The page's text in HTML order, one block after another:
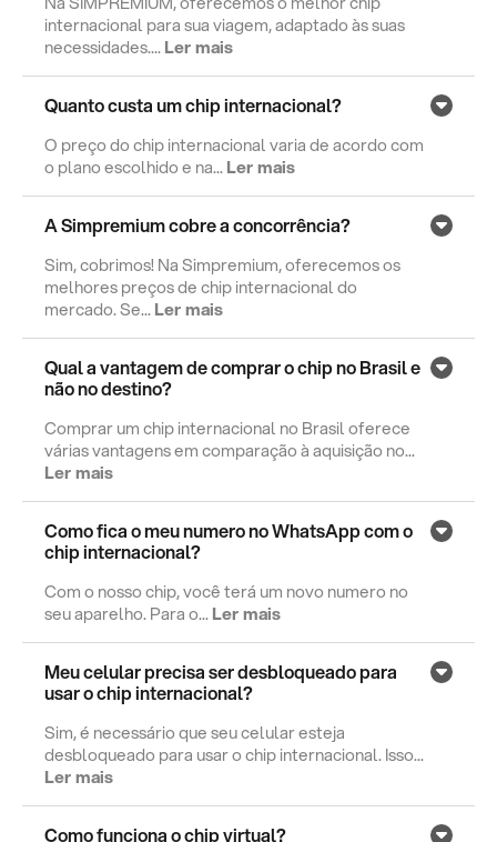
internacional para sua viagem, adaptado às suas
necessidades....Ler mais
Quanto custa um chip internacional?
O preço do chip internacional varia de acordo com
o plano escolhido e na...Ler mais
A Simpremium cobre a concorrência?
Sim, cobrimos! Na Simpremium, oferecemos os
melhores preços de chip internacional do
mercado. Se...Ler mais
Qual a vantagem de comprar o chip no Brasil e
não no destino?
Comprar um chip internacional no Brasil oferece
várias vantagens em comparação à aquisição no...
Ler mais
Como fica o meu numero no WhatsApp com o
chip internacional?
Com o nosso chip, você terá um novo numero no
seu aparelho. Para o...Ler mais
Meu celular precisa ser desbloqueado para
usar o chip internacional?
Sim, é necessário que seu celular esteja
desbloqueado para usar o chip internacional. Isso...
Ler mais
Como funciona o chip virtual?